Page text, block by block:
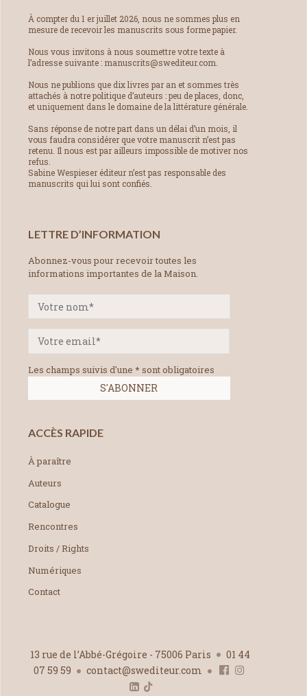
À compter du 1 er juillet 2026, nous ne sommes plus en
mesure de recevoir les manuscrits sous forme papier.
Nous vous invitons à nous soumettre votre texte à
l’adresse suivante : manuscrits@swediteur.com.
Nous ne publions que dix livres par an et sommes très
attachés à notre politique d’auteurs : peu de places, donc,
et uniquement dans le domaine de la littérature générale.
Sans réponse de notre part dans un délai d’un mois, il
vous faudra considérer que votre manuscrit n’est pas
retenu. Il nous est par ailleurs impossible de motiver nos
refus.
Sabine Wespieser éditeur n’est pas responsable des
manuscrits qui lui sont confiés.
LETTRE D’INFORMATION
Abonnez-vous pour recevoir toutes les
informations importantes de la Maison.
Les champs suivis d'une * sont obligatoires
ACCÈS RAPIDE
À paraître
Auteurs
Catalogue
Rencontres
Droits / Rights
Numériques
Contact
13 rue de l’Abbé-Grégoire - 75006 Paris
01 44
07 59 59
contact@swediteur.com